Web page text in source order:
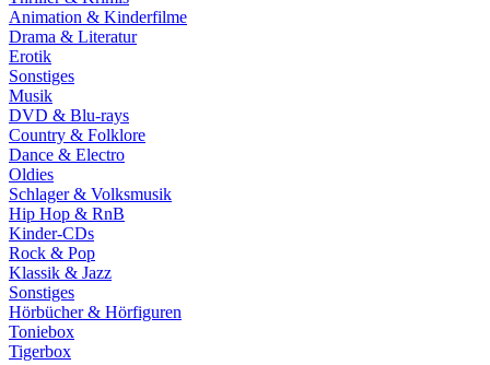
Animation & Kinderfilme
Drama & Literatur
Erotik
Sonstiges
Musik
DVD & Blu-rays
Country & Folklore
Dance & Electro
Oldies
Schlager & Volksmusik
Hip Hop & RnB
Kinder-CDs
Rock & Pop
Klassik & Jazz
Sonstiges
Hörbücher & Hörfiguren
Toniebox
Tigerbox